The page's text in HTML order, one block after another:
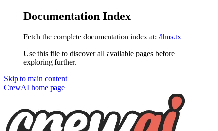
Documentation Index
Fetch the complete documentation index at: /llms.txt
Use this file to discover all available pages before
exploring further.
Skip to main content
CrewAI home page